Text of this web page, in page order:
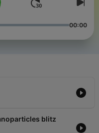
00:00
blitz